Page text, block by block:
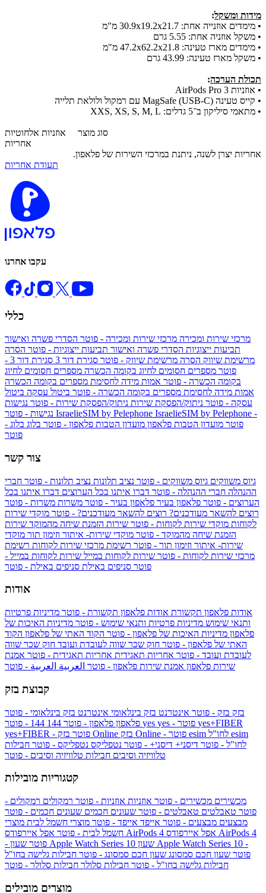
מידות ומשקל:
• מימדים אוזנייה אחת: 30.9x19.2x21.7 מ"מ
• משקל אוזניה אחת: 5.55 גרם
• מימדים מארז טעינה: 47.2x62.2x21.8 מ"מ
• משקל מארז טעינה: 43.99 גרם
תכולת הערכה:
• אוזניות AirPods Pro 3
• קייס טעינה MagSafe (USB‑C) עם רמקול ולולאת תלייה
• מתאמי סיליקון ב־5 גדלים: XXS, XS, S, M, L
סוג מוצר אוזניות אלחוטיות
אחריות
אחריות יצרן לשנה, ניתנת במרכזי השירות של פלאפון.
תעודת אחריות
עקבו אחרנו
כללי
מרכזי שירות ומכירה מרכזי שירות ומכירה - פוטר הסדרי פשרה ואישור
תביעות ייצוגיות הסדרי פשרה ואישור תביעות ייצוגיות - פוטר הסרה
מרשימת שיווק הסרה מרשימת שיווק - פוטר סגירת דור 3
סגירת דור 3 -
פוטר מספרים חסומים לחיוג בקומה הכשרה מספרים חסומים לחיוג
בקומה הכשרה - פוטר אמות מידה לחסימת מספרים בקומה הכשרה
אמות מידה לחסימת מספרים בקומה הכשרה - פוטר ביטול עסקה ביטול
עסקה - פוטר ניתוק/הפסקת שירות ניתוק/הפסקת שירות - פוטר נגישות
IsraelieSIM by Pelephone IsraelieSIM by Pelephone -
פוטר מועדון הטבות פלאפון מועדון הטבות פלאפון - פוטר בלוג בלוג -
פוטר
צור קשר
גיוס משווקים גיוס משווקים - פוטר נציב תלונות נציב תלונות - פוטר חברי
ההנהלה חברי ההנהלה - פוטר דברו איתנו בכל הערוצים דברו איתנו בכל
הערוצים - פוטר פלאפון בעיר פלאפון בעיר - פוטר משרות משרות - פוטר
רוצים להשאר מעודכנים? רוצים להשאר מעודכנים? - פוטר מוקדי שירות
לקוחות מוקדי שירות לקוחות - פוטר שירות הזמנת שיחה מהמוקד שירות
הזמנת שיחה מהמוקד - פוטר מוקדי שירות- איתור וזימון תור מוקדי
שירות- איתור וזימון תור - פוטר רשימת מרכזי שירות לקוחות רשימת
מרכזי שירות לקוחות - פוטר שירות לקוחות במייל שירות לקוחות במייל -
פוטר סניפים באילת סניפים באילת - פוטר
אודות
אודות פלאפון תקשורת אודות פלאפון תקשורת - פוטר מדיניות פרטיות
ותנאי שימוש מדיניות פרטיות ותנאי שימוש - פוטר מדיניות האיכות של
פלאפון מדיניות האיכות של פלאפון - פוטר הקוד האתי של פלאפון הקוד
האתי של פלאפון - פוטר חוק שכר שווה לעובדת ועובד חוק שכר שווה
לעובדת ועובד - פוטר אחריות תאגידית אחריות תאגידית - פוטר אמנת
שירות פלאפון אמנת שירות פלאפון - פוטר العربية العربية - פוטר
קבוצת בזק
בזק בזק - פוטר אינטרנט בזק בינלאומי אינטרנט בזק בינלאומי - פוטר
פלאפון פלאפון - פוטר 144 yes
yes+FIBER
yes+FIBER - פוטר בזק Online
esim
לחו"ל - פוטר דיסני+ דיסני+ - פוטר נטפליקס נטפליקס - פוטר חבילות
טלוויזיה וסיבים חבילות טלוויזיה וסיבים - פוטר
קטגוריות מובילות
מכשירים מכשירים - פוטר אוזניות אוזניות - פוטר רמקולים רמקולים -
פוטר טאבלטים טאבלטים - פוטר שעונים חכמים שעונים חכמים - פוטר
מבצעים מבצעים - פוטר אייפד אייפד - פוטר מוצרי חשמל לבית מוצרי
חשמל לבית - פוטר אפל איירפודס AirPods 4 אפל איירפודס AirPods 4
- פוטר שעון Apple Watch Series 10 שעון Apple Watch Series 10 -
פוטר שעון חכם סמסונג שעון חכם סמסונג - פוטר חבילות גלישה בחו"ל
חבילות גלישה בחו"ל - פוטר חבילות סלולר חבילות סלולר - פוטר
מוצרים מובילים